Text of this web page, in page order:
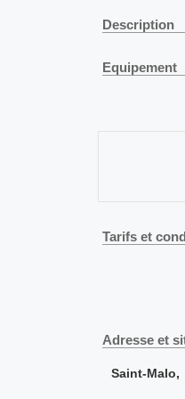
Description
Equipement
Tarifs et
Adresse et
Saint-Malo,